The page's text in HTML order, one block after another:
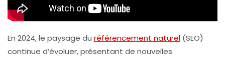
En 2024, le paysage du référencement naturel (SEO)
continue d’évoluer, présentant de nouvelles